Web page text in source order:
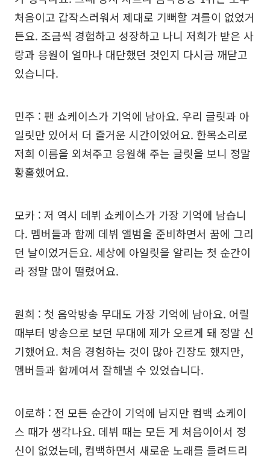
처음이고 갑작스러워서 제대로 기뻐할 겨를이 없었거
든요. 조금씩 경험하고 성장하고 나니 저희가 받은 사
랑과 응원이 얼마나 대단했던 것인지 다시금 깨닫고
있습니다.
민주 : 팬 쇼케이스가 기억에 남아요. 우리 글릿과 아
일릿만 있어서 더 즐거운 시간이었어요. 한목소리로
저희 이름을 외쳐주고 응원해 주는 글릿을 보니 정말
황홀했어요.
모카 : 저 역시 데뷔 쇼케이스가 가장 기억에 남습니
다. 멤버들과 함께 데뷔 앨범을 준비하면서 꿈에 그리
던 날이었거든요. 세상에 아일릿을 알리는 첫 순간이
라 정말 많이 떨렸어요.
원희 : 첫 음악방송 무대도 가장 기억에 남아요. 어릴
때부터 방송으로 보던 무대에 제가 오르게 돼 정말 신
기했어요. 처음 경험하는 것이 많아 긴장도 했지만,
멤버들과 함께여서 잘해낼 수 있었습니다.
이로하 : 전 모든 순간이 기억에 남지만 컴백 쇼케이
스 때가 생각나요. 데뷔 때는 모든 게 처음이어서 정
신이 없었는데, 컴백하면서 새로운 노래를 들려드리